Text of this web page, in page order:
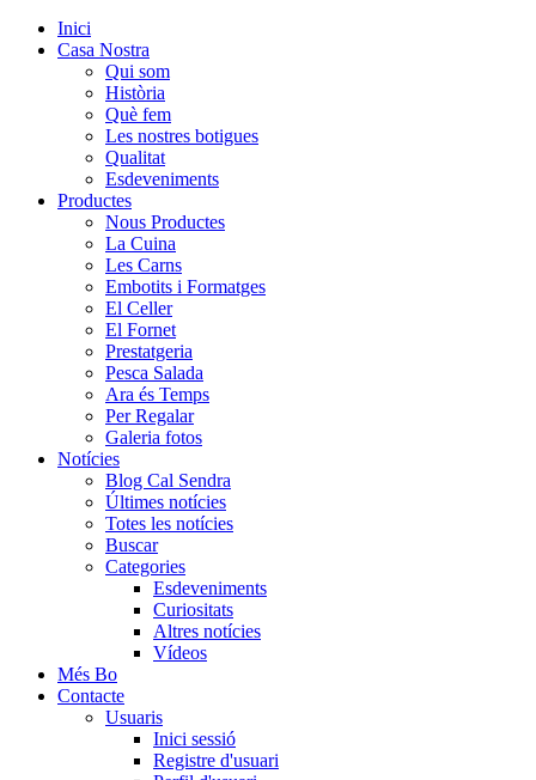
Inici
Casa Nostra
Qui som
Història
Què fem
Les nostres botigues
Qualitat
Esdeveniments
Productes
Nous Productes
La Cuina
Les Carns
Embotits i Formatges
El Celler
El Fornet
Prestatgeria
Pesca Salada
Ara és Temps
Per Regalar
Galeria fotos
Notícies
Blog Cal Sendra
Últimes notícies
Totes les notícies
Buscar
Categories
Esdeveniments
Curiositats
Altres notícies
Vídeos
Més Bo
Contacte
Usuaris
Inici sessió
Registre d'usuari